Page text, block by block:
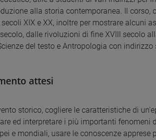
alla storia contemporanea. Il
XIX e XX, inoltre per mostrare alcuni
dalle rivoluzioni di fine XVIII secolo
del testo e Antropologia con indirizzo
attesi
storico, cogliere le caratteristiche di
ed interpretare i più importanti
e mondiali, usare le conoscenze